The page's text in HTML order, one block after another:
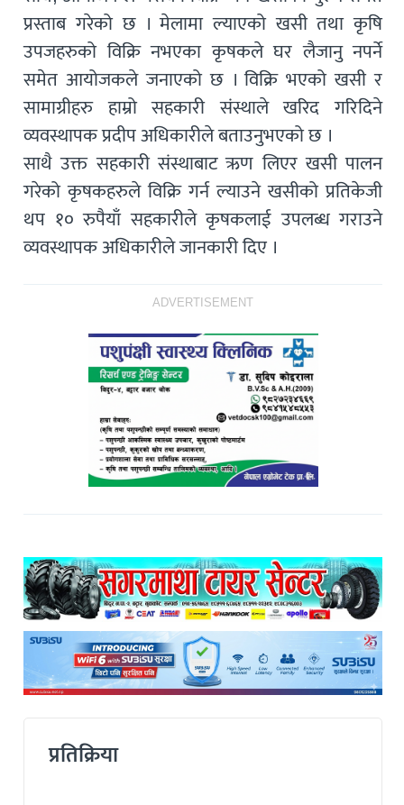
प्रस्ताब गरेको छ । मेलामा ल्याएको खसी तथा कृषि
उपजहरुको विक्रि नभएका कृषकले घर लैजानु नपर्ने
समेत आयोजकले जनाएको छ । विक्रि भएको खसी र
सामाग्रीहरु हाम्रो सहकारी संस्थाले खरिद गरिदिने
व्यवस्थापक प्रदीप अधिकारीले बताउनुभएको छ ।
साथै उक्त सहकारी संस्थाबाट ऋण लिएर खसी पालन
गरेको कृषकहरुले विक्रि गर्न ल्याउने खसीको प्रतिकेजी
थप १० रुपैयाँ सहकारीले कृषकलाई उपलब्ध गराउने
व्यवस्थापक अधिकारीले जानकारी दिए ।
ADVERTISEMENT
प्रतिक्रिया